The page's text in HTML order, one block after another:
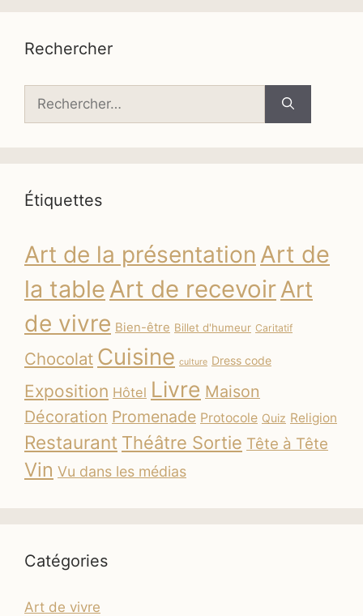
Rechercher
Rechercher :
Étiquettes
Art de la présentation Art de
la table Art de recevoirArt
de vivre Bien-être Billet d'humeur Caritatif
Chocolat Cuisine culture Dress code
Exposition Hôtel Livre Maison
Décoration Promenade Protocole Quiz Religion
Restaurant Théâtre Sortie Tête à Tête
Vin Vu dans les médias
Catégories
Art de vivre